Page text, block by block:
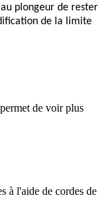
plongeur de rester
de la limite
de voir plus
à l'aide de cordes de